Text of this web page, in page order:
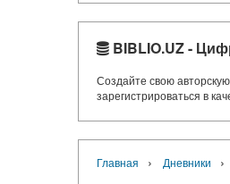
BIBLIO.UZ -
Создайте свою
зарегистрироваться в
Главная › Дневники ›